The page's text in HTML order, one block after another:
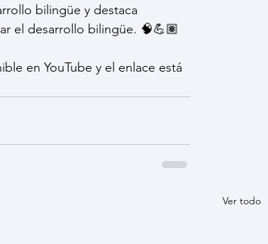
bilingüe y destaca
el desarrollo bilingüe. 🧠💪🏽
en YouTube y el enlace está
Ver todo